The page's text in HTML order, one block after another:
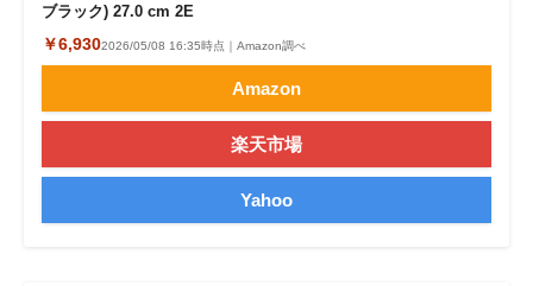
ブラック) 27.0 cm 2E
￥6,9302026/05/08 16:35時点｜Amazon調べ
Amazon
楽天市場
Yahoo